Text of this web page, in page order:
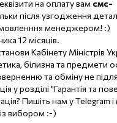
на оплату вам смс-
після узгодження
менеджером! :)
12 місяців.
Кабінету Міністрів
білизна та предмети
та обміну не
у розділі "Гарантія та
Пишіть нам у Telegram
вибором :-)